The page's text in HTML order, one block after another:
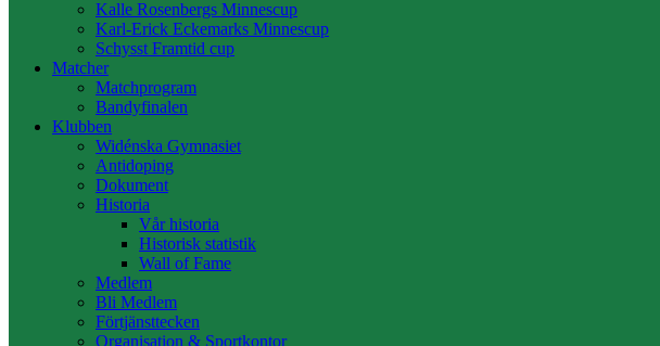
Kalle Rosenbergs Minnescup
Karl-Erick Eckemarks Minnescup
Schysst Framtid cup
Matcher
Matchprogram
Bandyfinalen
Klubben
Widénska Gymnasiet
Antidoping
Dokument
Historia
Vår historia
Historisk statistik
Wall of Fame
Medlem
Bli Medlem
Förtjänsttecken
Organisation & Sportkontor